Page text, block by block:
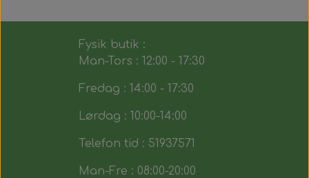
Fysik butik :
Man-Tors : 12:00 - 17:30
Fredag : 14:00 - 17:30
Lørdag : 10:00-14:00
Telefon tid : 51937571
Man-Fre : 08:00-20:00